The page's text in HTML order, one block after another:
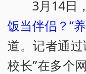
3月14日
饭当伴侣？“
道。记者通
校长”在多个